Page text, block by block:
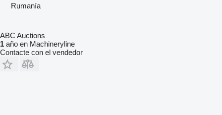
Rumanía
ABC Auctions
1 año en Machineryline
Contacte con el vendedor